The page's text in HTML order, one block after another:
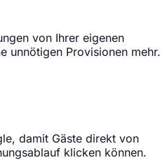
von Ihrer eigenen
unnötigen Provisionen mehr.
damit Gäste direkt von
klicken können.